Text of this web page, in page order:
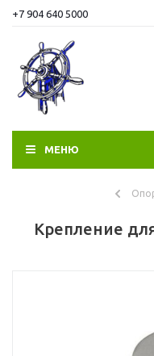
+7 904 640 5000
МЕНЮ
Крепление